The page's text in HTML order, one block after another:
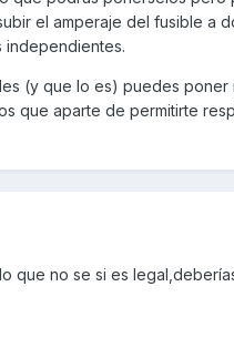
el amperaje del fusible a
independientes.
(y que lo es) puedes
que aparte de permitirte
que no se si es